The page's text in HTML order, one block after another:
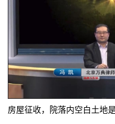
房屋征收，院落内空白土地